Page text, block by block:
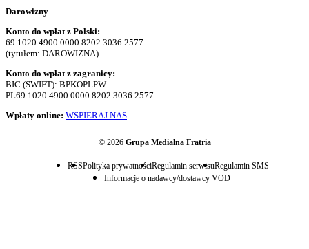
Darowizny
Konto do wpłat z Polski:
69 1020 4900 0000 8202 3036 2577
(tytułem: DAROWIZNA)
Konto do wpłat z zagranicy:
BIC (SWIFT): BPKOPLPW
PL69 1020 4900 0000 8202 3036 2577
Wpłaty online: WSPIERAJ NAS
© 2026 Grupa Medialna Fratria
RSSPolityka prywatnościRegulamin serwisuRegulamin SMS
Informacje o nadawcy/dostawcy VOD